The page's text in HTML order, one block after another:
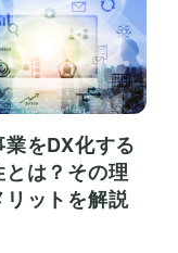
をDX化する
とは？その理
リットを解説